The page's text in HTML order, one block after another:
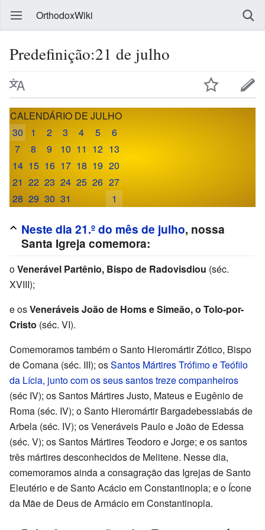
OrthodoxWiki
Predefinição:21 de julho
CALENDÁRIO DE JULHO
30
1 2 3 4 5
6
7
8 9 10 11 12 13
14 15 16 17 18 19 20
21 22 23 24 25 26 27
28 29 30 31 1
Neste dia 21.º do mês de julho, nossa
Santa Igreja comemora:
oVenerável Partênio, Bispo de Radovisdiou (séc.
XVIII);
e osVeneráveis João de Homs e Simeão, o Tolo-por-
Cristo (séc. VI).
Comemoramos também o Santo Hieromártir Zótico, Bispo
de Comana (séc. III); osSantos Mártires Trófimo e Teófilo
da Lícia, junto com os seus santos treze companheiros
(séc IV); os Santos Mártires Justo, Mateus e Eugênio de
Roma (séc. IV); o Santo Hieromártir Bargadebessiabás de
Arbela (séc. IV); os Veneráveis Paulo e João de Edessa
(séc. V); os Santos Mártires Teodoro e Jorge; e os santos
três mártires desconhecidos de Melitene. Nesse dia,
comemoramos ainda a consagração das Igrejas de Santo
Eleutério e de Santo Acácio em Constantinopla; e o Ícone
da Mãe de Deus de Armácio em Constantinopla.